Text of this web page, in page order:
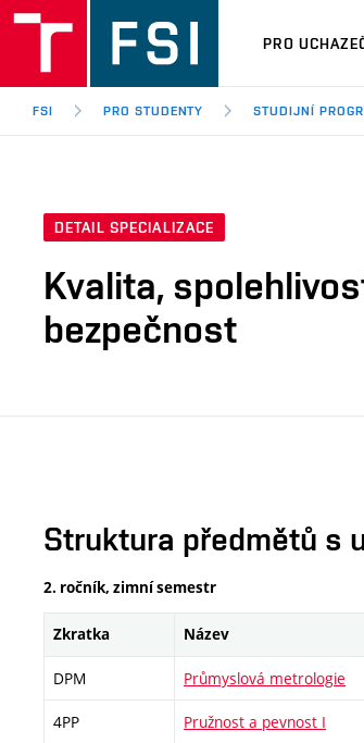
PRO
FSI PRO STUDENTY STUDIJNÍ
DETAIL SPECIALIZACE
Kvalita,
bezpečnost
Struktura předmětů s
2. ročník, zimní semestr
Zkratka Název
DPM Průmyslová metrologie
4PP Pružnost a pevnost I